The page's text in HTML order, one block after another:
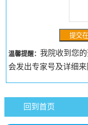
温馨提醒：我院收到您
会发出专家号及详细
回到首页